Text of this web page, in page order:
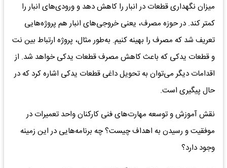
میزان نگهداری قطعات در انبار را کاهش دهد و ورودی‌های انبار را
کمتر کند. در حوزه مصرف، یعنی خروجی‌های انبار هم پروژه‌هایی
تعریف شد که مصرف را بهینه کنیم. به‌طور مثال، پروژه ارتباط بین نت
و قطعات یدکی که باعث کاهش مصرف قطعات یدکی خواهد شد. از
اقدامات دیگر می‌توان به تحویل داغی قطعات یدکی اشاره کرد که در
حال پیگیری است.
نقش آموزش و توسعه مهارت‌های فنی کارکنان واحد تعمیرات در
موفقیت و رسیدن به اهداف چیست؟ چه برنامه‌هایی در این زمینه
وجود دارد؟